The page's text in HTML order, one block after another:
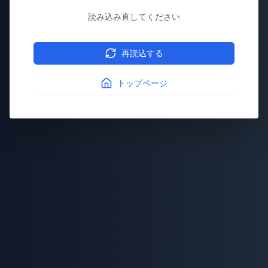
読み込み直してください
再読込する
トップページ